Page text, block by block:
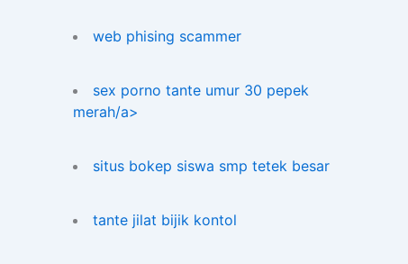
web phising scammer
sex porno tante umur 30 pepek
merah/a>
situs bokep siswa smp tetek besar
tante jilat bijik kontol